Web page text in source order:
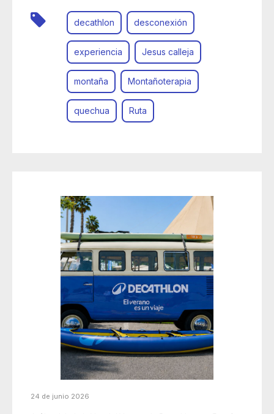
decathlon desconexión
experiencia Jesus calleja
montaña Montañoterapia
quechua Ruta
24 de junio 2026